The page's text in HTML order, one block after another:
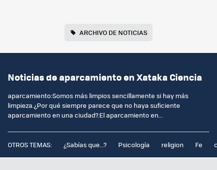
ARCHIVO DE NOTICIAS
Noticias de aparcamiento en Xataka Ciencia
aparcamiento:Somos más limpios sencillamente si hay más
limpieza.¿Por qué siempre parece que no haya suficiente
aparcamiento en una ciudad?.El aparcamiento en...
OTROS TEMAS: ¿Sabías que...? Psicología religion Fe